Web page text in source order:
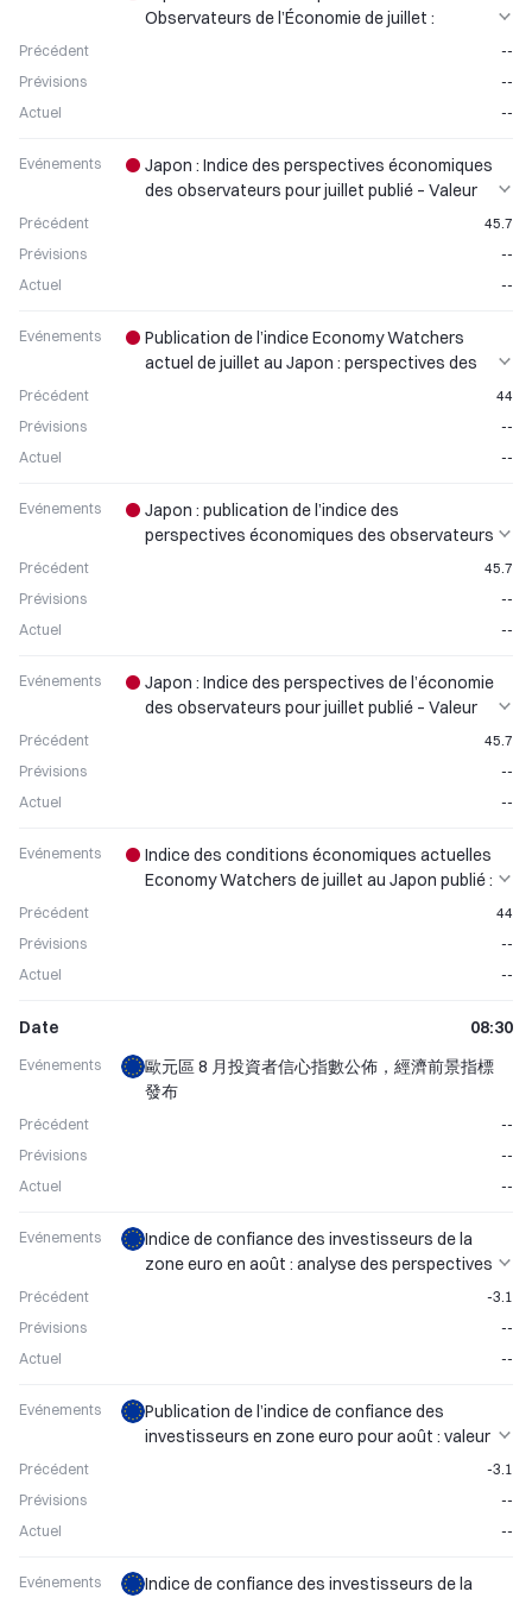
Observateurs de l’Économie de juillet :
Précédent
--
Prévisions
--
Actuel
--
Evénements
Japon : Indice des perspectives économiques
des observateurs pour juillet publié – Valeur
Précédent
45.7
Prévisions
--
Actuel
--
Evénements
Publication de l’indice Economy Watchers
actuel de juillet au Japon : perspectives des
Précédent
44
Prévisions
--
Actuel
--
Evénements
Japon : publication de l’indice des
perspectives économiques des observateurs
Précédent
45.7
Prévisions
--
Actuel
--
Evénements
Japon : Indice des perspectives de l’économie
des observateurs pour juillet publié – Valeur
Précédent
45.7
Prévisions
--
Actuel
--
Evénements
Indice des conditions économiques actuelles
Economy Watchers de juillet au Japon publié :
Précédent
44
Prévisions
--
Actuel
--
Date 08:30
Evénements
歐元區 8 月投資者信心指數公佈，經濟前景指標
發布
Précédent
--
Prévisions
--
Actuel
--
Evénements
Indice de confiance des investisseurs de la
zone euro en août : analyse des perspectives
Précédent
-3.1
Prévisions
--
Actuel
--
Evénements
Publication de l’indice de confiance des
investisseurs en zone euro pour août : valeur
Précédent
-3.1
Prévisions
--
Actuel
--
Evénements Indice de confiance des investisseurs de la